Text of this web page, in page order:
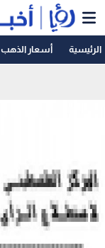
الرئيسية أسعار الذهب